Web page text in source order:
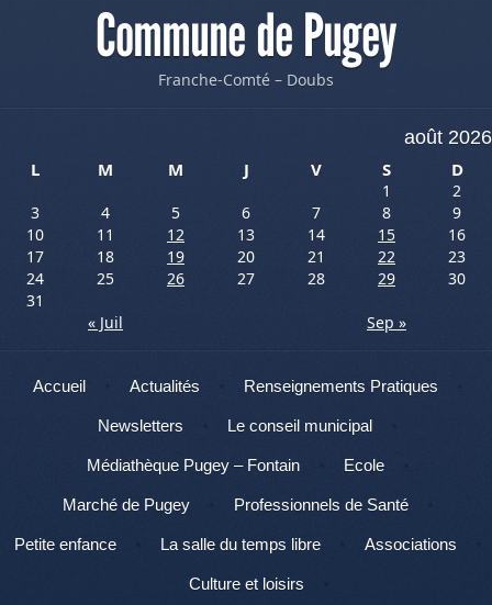
Commune de Pugey
Franche-Comté – Doubs
août 2026
L
M M J V S D
1
2
3
4 5 6 7 8
9
10
11 12 13 14 15
16
17
18 19 20 21 22
23
24
25 26 27 28 29
30
31
« Juil
Sep »
Menu
Aller au contenu
Accueil Actualités Renseignements Pratiques
Newsletters Le conseil municipal
Médiathèque Pugey – Fontain Ecole
Marché de Pugey Professionnels de Santé
Petite enfance La salle du temps libre Associations
Culture et loisirs